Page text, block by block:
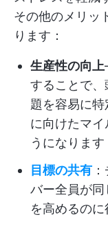
その他のメリッ
ります：
生産性の向上
することで
題を容易に
に向けたマ
うになります
目標の共有
バー全員が
を高めるの